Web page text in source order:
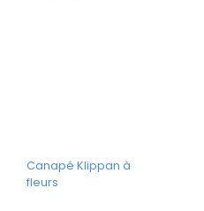
Canapé Klippan à
fleurs